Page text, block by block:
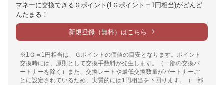
マネーに交換できるＧポイント(1Ｇポイント＝1円相当)がどんど
んたまる！
新規登録（無料）はこちら
※1Ｇ＝1円相当は、Ｇポイントの価値の目安となります。ポイント
交換時には、原則として交換手数料が発生します。（一部の交換パ
ートナーを除く）また、交換レートや最低交換数量がパートナーご
とに設定されているため、実質的には1円相当を下回ります。（一部